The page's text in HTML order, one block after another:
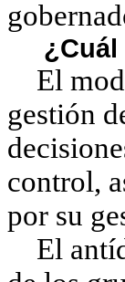
¿Cuál
El
gestión
control,
por su
El